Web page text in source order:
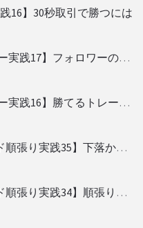
16】30秒取引で勝つには
勝てるBO攻略【iフォロー実践17】フォロワーの少ない人をフォローする
勝てるBO攻略【iフォロー実践16】勝てるトレーダーを見抜く
勝てるBO攻略【トレンド順張り実践35】下落からの反発を見極める
勝てるBO攻略【トレンド順張り実践34】順張りに適した変動